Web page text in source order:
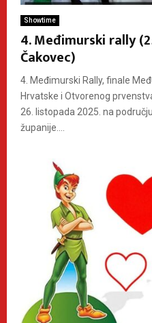
Showtime
4. Međimurski rally
Čakovec)
4. Međimurski Rally, finale
Hrvatske i Otvorenog
26. listopada 2025. na
županije....